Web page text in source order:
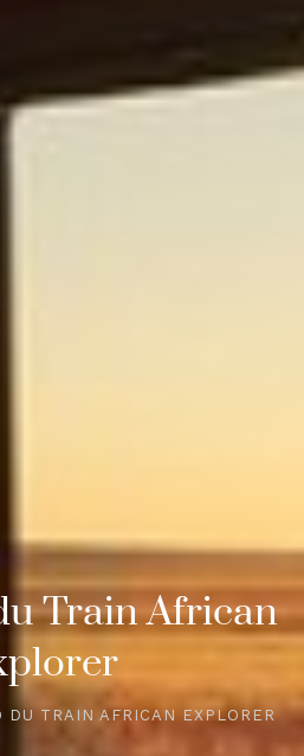
Train African
DU TRAIN AFRICAN EXPLORER